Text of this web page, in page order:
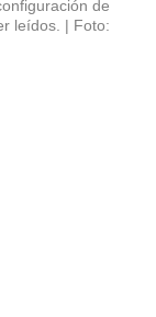
de
leídos.
Foto: